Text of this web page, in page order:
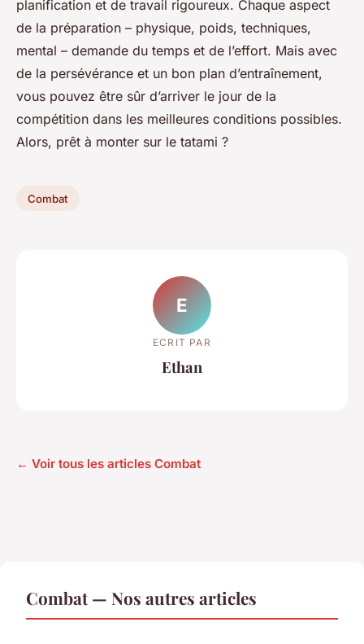
planification et de travail rigoureux. Chaque aspect
de la préparation – physique, poids, techniques,
mental – demande du temps et de l’effort. Mais avec
de la persévérance et un bon plan d’entraînement,
vous pouvez être sûr d’arriver le jour de la
compétition dans les meilleures conditions possibles.
Alors, prêt à monter sur le tatami ?
Combat
E
ECRIT PAR
Ethan
← Voir tous les articles Combat
Combat — Nos autres articles